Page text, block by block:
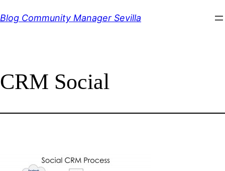
al
Blog Community Manager Sevilla
CRM Social